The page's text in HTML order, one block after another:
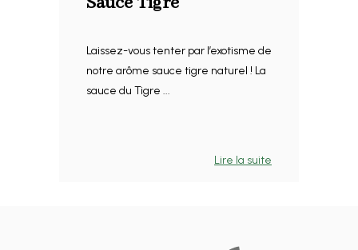
Laissez-vous tenter par l’exotisme de
notre arôme sauce tigre naturel ! La
sauce du Tigre ...
Lire la suite